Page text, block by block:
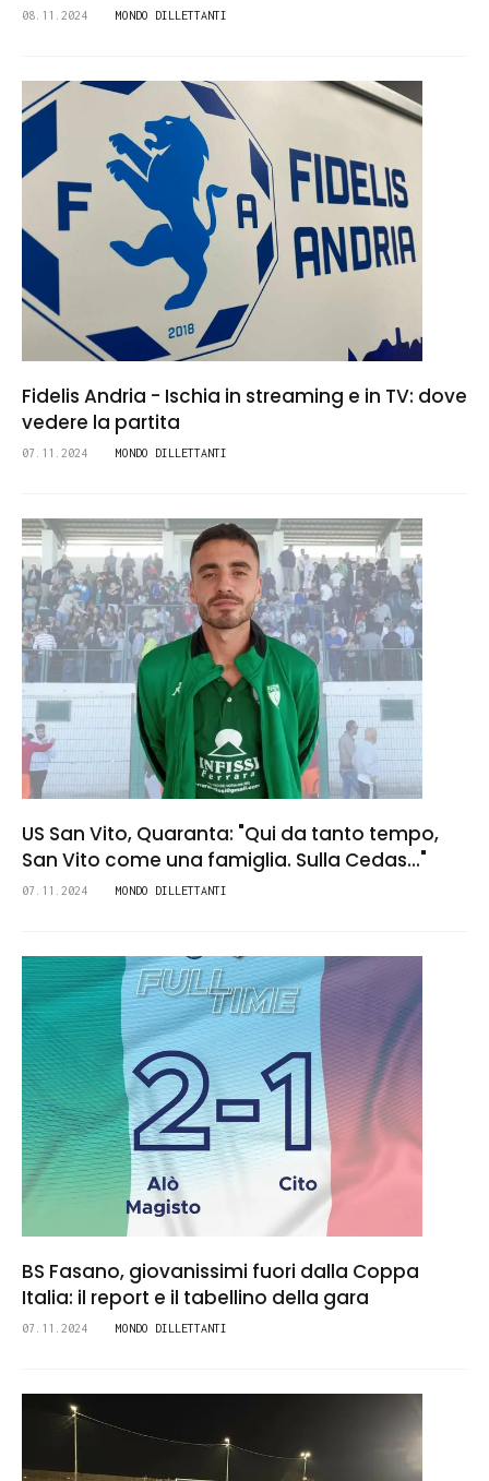
08.11.2024 MONDO DILLETTANTI
Fidelis Andria - Ischia in streaming e in TV: dove
vedere la partita
07.11.2024 MONDO DILLETTANTI
US San Vito, Quaranta: "Qui da tanto tempo,
San Vito come una famiglia. Sulla Cedas..."
07.11.2024 MONDO DILLETTANTI
BS Fasano, giovanissimi fuori dalla Coppa
Italia: il report e il tabellino della gara
07.11.2024 MONDO DILLETTANTI